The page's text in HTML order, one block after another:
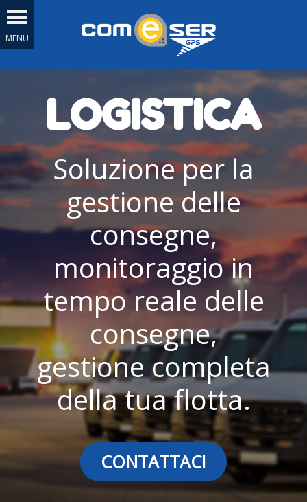
LOGISTICA
Soluzione per la
gestione delle
consegne,
monitoraggio in
tempo reale delle
consegne,
gestione completa
della tua flotta.
CONTATTACI